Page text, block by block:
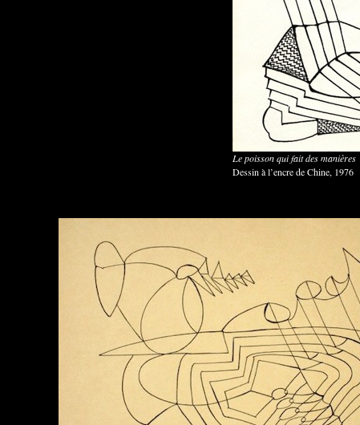
Le poisson qui fait des manières
Dessin à l’encre de Chine, 1976